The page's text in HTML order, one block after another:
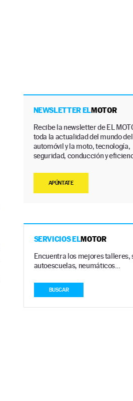
NEWSLETTER ELMOTOR
Recibe la newsletter de EL
toda la actualidad del mundo del
automóvil y la moto, tecnología,
seguridad, conducción y
APÚNTATE
SERVICIOS ELMOTOR
Encuentra los mejores talleres,
autoescuelas, neumáticos…
BUSCAR